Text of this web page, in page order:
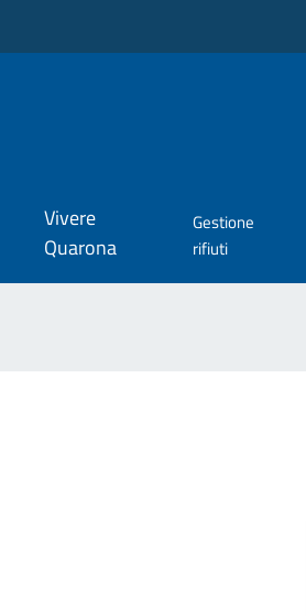
Vivere
Quarona
Gestione
rifiuti